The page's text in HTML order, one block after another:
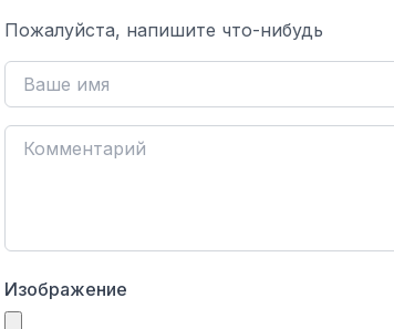
Пожалуйста, напишите что-нибудь
Изображение